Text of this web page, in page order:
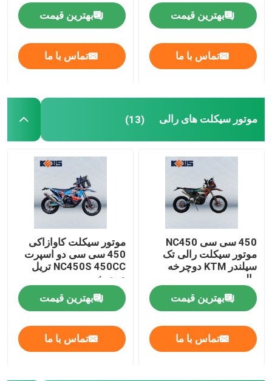
صفحه اصلی
محصولات
درباره ما
تور کارخانه
کنترل کیفیت
با ما تماس بگیرید
وبلاگ
بهترین قیمت
تماس با ما
بهترین قیمت
تماس با ما
موتور سیکلت های رالی (13)
450 سی سی NC450
موتور سیکلت رالی تک
سیلندر KTM دوچرخه
رالی
بهترین قیمت
تماس با ما
موتور سیکلت کاوازاکی
450 سی سی دو اسپرت
NC450S 450CC تریل
دوچرخه
بهترین قیمت
تماس با ما